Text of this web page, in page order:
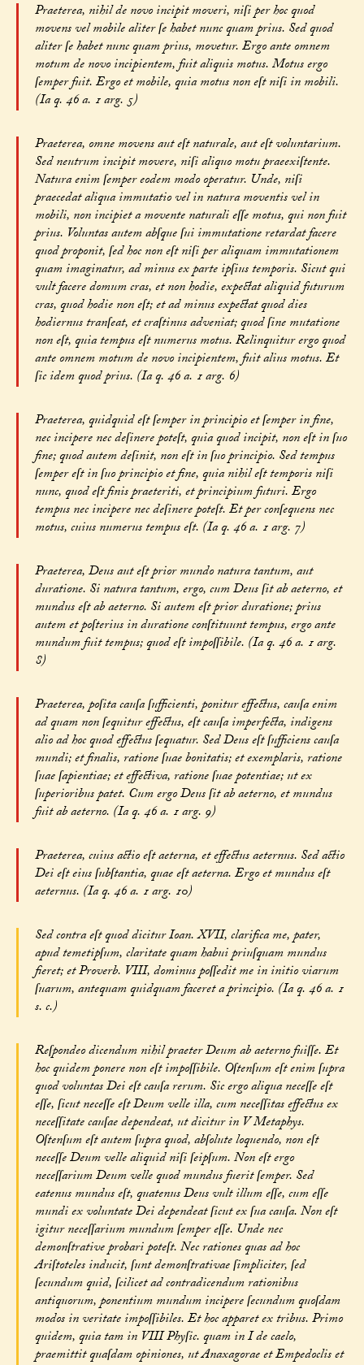
Praeterea, nihil de novo incipit moveri, niſi per hoc quod
movens vel mobile aliter ſe habet nunc quam prius. Sed quod
aliter ſe habet nunc quam prius, movetur. Ergo ante omnem
motum de novo incipientem, fuit aliquis motus. Motus ergo
ſemper fuit. Ergo et mobile, quia motus non eſt niſi in mobili.
(Ia q. 46 a. 1 arg. 5)
Praeterea, omne movens aut eſt naturale, aut eſt voluntarium.
Sed neutrum incipit movere, niſi aliquo motu praeexiſtente.
Natura enim ſemper eodem modo operatur. Unde, niſi
praecedat aliqua immutatio vel in natura moventis vel in
mobili, non incipiet a movente naturali eſſe motus, qui non fuit
prius. Voluntas autem abſque ſui immutatione retardat facere
quod proponit, ſed hoc non eſt niſi per aliquam immutationem
quam imaginatur, ad minus ex parte ipſius temporis. Sicut qui
vult facere domum cras, et non hodie, expectat aliquid futurum
cras, quod hodie non eſt; et ad minus expectat quod dies
hodiernus tranſeat, et craſtinus adveniat; quod ſine mutatione
non eſt, quia tempus eſt numerus motus. Relinquitur ergo quod
ante omnem motum de novo incipientem, fuit alius motus. Et
ſic idem quod prius. (Ia q. 46 a. 1 arg. 6)
Praeterea, quidquid eſt ſemper in principio et ſemper in fine,
nec incipere nec deſinere poteſt, quia quod incipit, non eſt in ſuo
fine; quod autem deſinit, non eſt in ſuo principio. Sed tempus
ſemper eſt in ſuo principio et fine, quia nihil eſt temporis niſi
nunc, quod eſt finis praeteriti, et principium futuri. Ergo
tempus nec incipere nec deſinere poteſt. Et per conſequens nec
motus, cuius numerus tempus eſt. (Ia q. 46 a. 1 arg. 7)
Praeterea, Deus aut eſt prior mundo natura tantum, aut
duratione. Si natura tantum, ergo, cum Deus ſit ab aeterno, et
mundus eſt ab aeterno. Si autem eſt prior duratione; prius
autem et poſterius in duratione conſtituunt tempus, ergo ante
mundum fuit tempus; quod eſt impoſſibile. (Ia q. 46 a. 1 arg.
8)
Praeterea, poſita cauſa ſufficienti, ponitur effectus, cauſa enim
ad quam non ſequitur effectus, eſt cauſa imperfecta, indigens
alio ad hoc quod effectus ſequatur. Sed Deus eſt ſufficiens cauſa
mundi; et finalis, ratione ſuae bonitatis; et exemplaris, ratione
ſuae ſapientiae; et effectiva, ratione ſuae potentiae; ut ex
ſuperioribus patet. Cum ergo Deus ſit ab aeterno, et mundus
fuit ab aeterno. (Ia q. 46 a. 1 arg. 9)
Praeterea, cuius actio eſt aeterna, et effectus aeternus. Sed actio
Dei eſt eius ſubſtantia, quae eſt aeterna. Ergo et mundus eſt
aeternus. (Ia q. 46 a. 1 arg. 10)
Sed contra eſt quod dicitur Ioan. XVII, clarifica me, pater,
apud temetipſum, claritate quam habui priuſquam mundus
fieret; et Proverb. VIII, dominus poſſedit me in initio viarum
ſuarum, antequam quidquam faceret a principio. (Ia q. 46 a. 1
s. c.)
Reſpondeo dicendum nihil praeter Deum ab aeterno fuiſſe. Et
hoc quidem ponere non eſt impoſſibile. Oſtenſum eſt enim ſupra
quod voluntas Dei eſt cauſa rerum. Sic ergo aliqua neceſſe eſt
eſſe, ſicut neceſſe eſt Deum velle illa, cum neceſſitas effectus ex
neceſſitate cauſae dependeat, ut dicitur in V Metaphys.
Oſtenſum eſt autem ſupra quod, abſolute loquendo, non eſt
neceſſe Deum velle aliquid niſi ſeipſum. Non eſt ergo
neceſſarium Deum velle quod mundus fuerit ſemper. Sed
eatenus mundus eſt, quatenus Deus vult illum eſſe, cum eſſe
mundi ex voluntate Dei dependeat ſicut ex ſua cauſa. Non eſt
igitur neceſſarium mundum ſemper eſſe. Unde nec
demonſtrative probari poteſt. Nec rationes quas ad hoc
Ariſtoteles inducit, ſunt demonſtrativae ſimpliciter, ſed
ſecundum quid, ſcilicet ad contradicendum rationibus
antiquorum, ponentium mundum incipere ſecundum quoſdam
modos in veritate impoſſibiles. Et hoc apparet ex tribus. Primo
quidem, quia tam in VIII Phyſic. quam in I de caelo,
praemittit quaſdam opiniones, ut Anaxagorae et Empedoclis et